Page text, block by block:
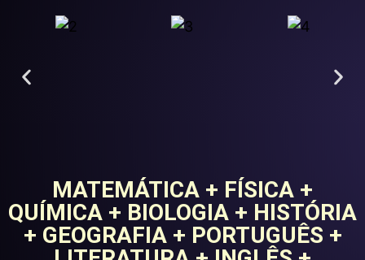
MATEMÁTICA + FÍSICA +
QUÍMICA + BIOLOGIA + HISTÓRIA
+ GEOGRAFIA + PORTUGUÊS +